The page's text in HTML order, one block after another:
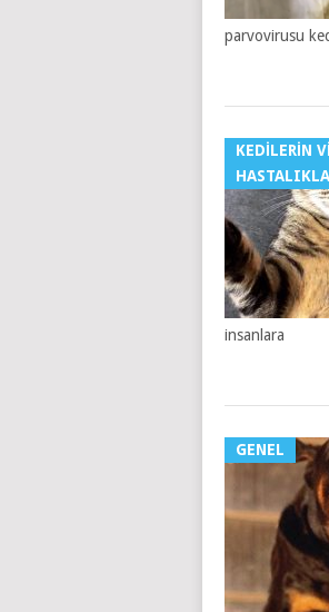
parvovirusu
KEDILERIN
insanlara
GENEL